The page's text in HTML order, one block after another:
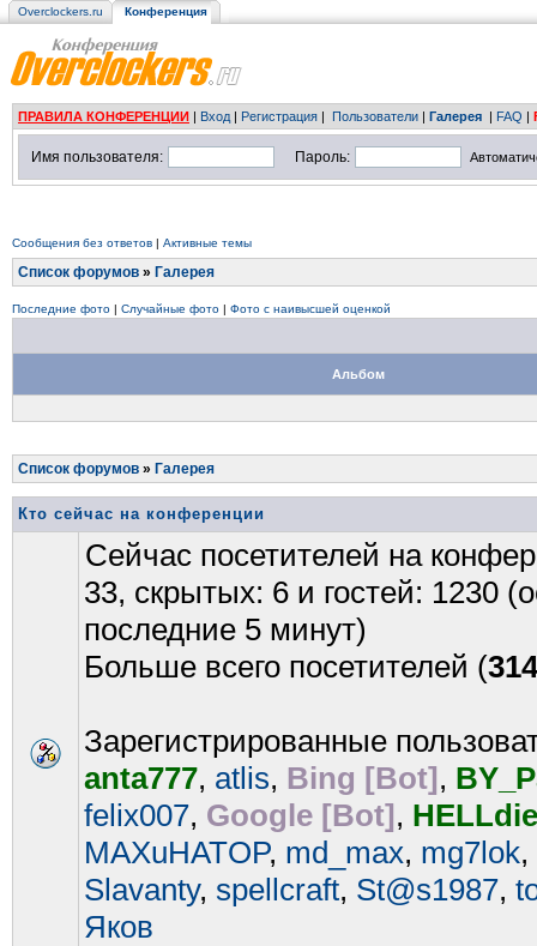
Overclockers.ru Конференция
ПРАВИЛА КОНФЕРЕНЦИИ | Вход | Регистрация | Пользователи | Галерея | FAQ |
Имя пользователя: Пароль:
Сообщения без ответов | Активные темы
Список форумов » Галерея
Последние фото | Случайные фото | Фото с наивысшей оценкой
Альбом
Список форумов » Галерея
Кто сейчас на конференции
Сейчас посетителей на
33, скрытых: 6 и гостей: 1230
последние 5 минут)
Больше всего посетителей (
Зарегистрированные
anta777, atlis, Bing [Bot],
felix007, Google [Bot],
MAXuHATOP, md_max, mg7lok,
Slavanty, spellcraft, St@s1987,
Яков